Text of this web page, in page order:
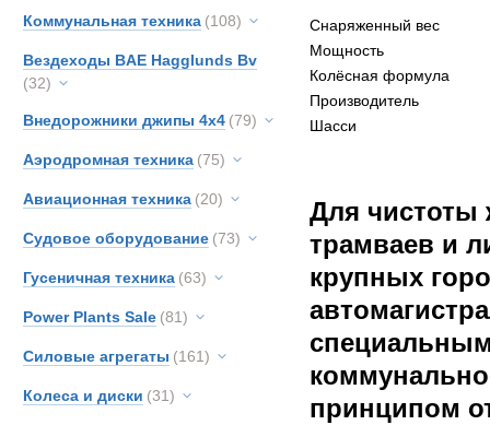
Коммунальная техника (108)
Вездеходы BAE Hagglunds Bv
(32)
Внедорожники джипы 4х4 (79)
Аэродромная техника (75)
Авиационная техника (20)
Судовое оборудование (73)
Гусеничная техника (63)
Power Plants Sale (81)
Силовые агрегаты (161)
Колеса и диски (31)
Снаряженный вес
Мощность
Колёсная формула
Производитель
Шасси
Для чистоты
трамваев и
крупных
принципом